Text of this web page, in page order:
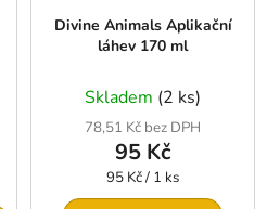
Divine Animals Aplikační
láhev 170 ml
Skladem (2 ks)
78,51 Kč bez DPH
95 Kč
Měrná
cena:
95 Kč / 1 ks